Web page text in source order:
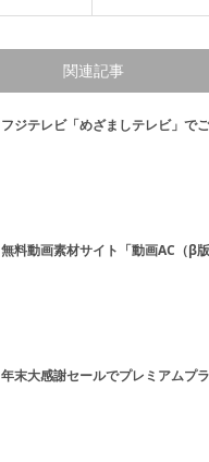
関連記事
フジテレビ「めざましテレビ」で
無料動画素材サイト「動画AC（β
年末大感謝セールでプレミアムプ